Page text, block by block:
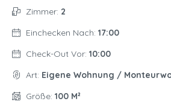
Zimmer: 2
Einchecken Nach: 17:00
Check-Out Vor: 10:00
Art: Eigene Wohnung /
Größe: 100 M²